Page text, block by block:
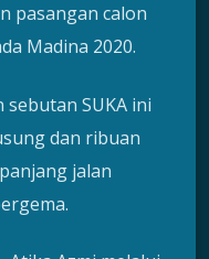
pasangan calon
Madina 2020.
SUKA ini
dan ribuan
jalan